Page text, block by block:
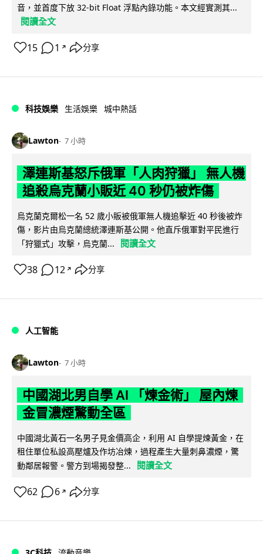
音，並首度下放 32-bit Float 浮點內錄功能。本文經實測其...
閱讀全文
15 1 ↗ 分享
科技娛樂 生活娛樂 城中熱話
Lawton 7 小時
澤連斯基怒斥俄軍「人肉狩獵」 無人機
追殺烏克蘭小販近 40 秒仍被炸傷
烏克蘭克爾松一名 52 歲小販被俄軍無人機追擊近 40 秒後被炸
傷，影片由烏克蘭總統澤連斯基公開。他直斥俄軍對平民進行
「狩獵式」攻擊，烏克蘭...
閱讀全文
38 12 ↗ 分享
人工智能
Lawton 7 小時
中國湖北男自學 AI 「煉金術」 屋內煉
金冒濃煙驚動全區
中國湖北黃石一名男子見金價高企，利用 AI 自學提煉黃金，在
租住單位私設高壓爐及作坊冶煉，過程產生大量刺鼻濃煙，驚
動鄰居報警。警方到場揭發整...
閱讀全文
62 6 ↗ 分享